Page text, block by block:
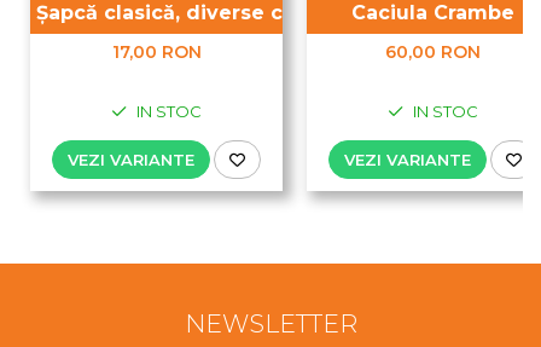
Șapcă clasică, diverse culori
17,00 RON
IN STOC
VEZI VARIANTE
Caciula Crambe
60,00 RON
IN STOC
VEZI VARIANTE
NEWSLETTER